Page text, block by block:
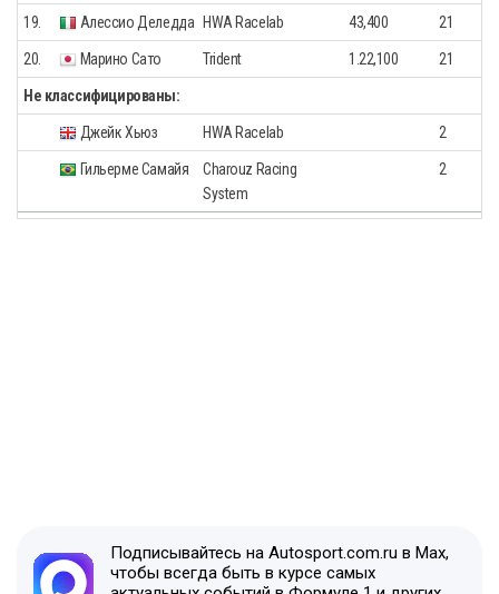
19. Алессио Деледда HWA Racelab 43,400 21
20. Марино Сато Trident 1.22,100 21
Не классифицированы:
Джейк Хьюз HWA Racelab 2
Гильерме Самайя
Charouz Racing
System
2
Подписывайтесь на Autosport.com.ru в Max,
чтобы всегда быть в курсе самых